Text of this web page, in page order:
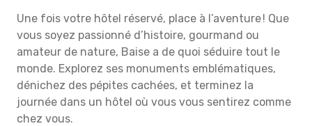
Une fois votre hôtel réservé, place à l’aventure ! Que
vous soyez passionné d’histoire, gourmand ou
amateur de nature, Baise a de quoi séduire tout le
monde. Explorez ses monuments emblématiques,
dénichez des pépites cachées, et terminez la
journée dans un hôtel où vous vous sentirez comme
chez vous.